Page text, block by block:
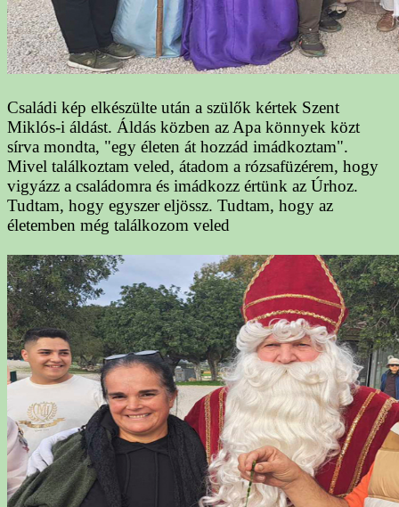
Családi kép elkészülte után a szülők kértek Szent
Miklós-i áldást. Áldás közben az Apa könnyek közt
sírva mondta, "egy életen át hozzád imádkoztam".
Mivel találkoztam veled, átadom a rózsafüzérem, hogy
vigyázz a családomra és imádkozz értünk az Úrhoz.
Tudtam, hogy egyszer eljössz. Tudtam, hogy az
életemben még találkozom veled